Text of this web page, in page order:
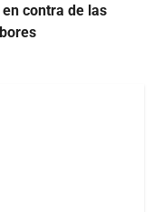
contra de las